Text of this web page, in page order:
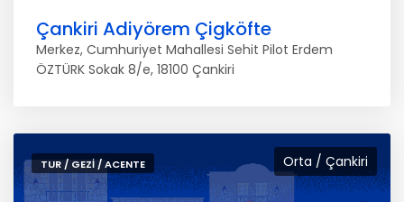
Çankiri Adiyörem Çigköfte
Merkez, Cumhuriyet Mahallesi Sehit Pilot Erdem
ÖZTÜRK Sokak 8/e, 18100 Çankiri
Orta / Çankiri
TUR / GEZI / ACENTE